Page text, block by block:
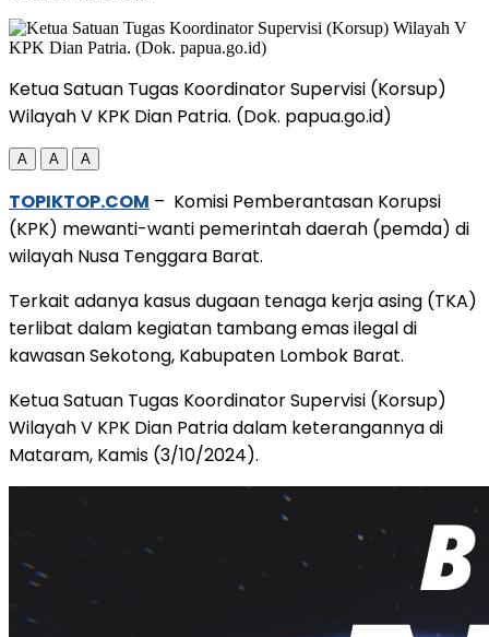
Ketua Satuan Tugas Koordinator Supervisi (Korsup)
Wilayah V KPK Dian Patria. (Dok. papua.go.id)
A A A
TOPIKTOP.COM – Komisi Pemberantasan Korupsi
(KPK) mewanti-wanti pemerintah daerah (pemda) di
wilayah Nusa Tenggara Barat.
Terkait adanya kasus dugaan tenaga kerja asing (TKA)
terlibat dalam kegiatan tambang emas ilegal di
kawasan Sekotong, Kabupaten Lombok Barat.
Ketua Satuan Tugas Koordinator Supervisi (Korsup)
Wilayah V KPK Dian Patria dalam keterangannya di
Mataram, Kamis (3/10/2024).